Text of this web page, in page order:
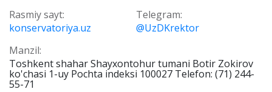
Rasmiy sayt:
konservatoriya.uz
Telegram:
@UzDKrektor
Manzil:
Toshkent shahar Shayxontohur tumani Botir Zokirov
ko'chasi 1-uy Pochta indeksi 100027 Telefon: (71) 244-
55-71